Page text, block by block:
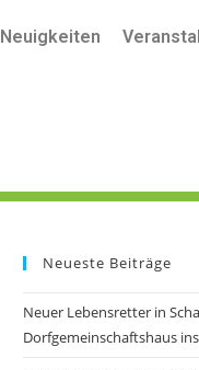
Neuigkeiten
Neueste Beiträge
Neuer Lebensretter in
Dorfgemeinschaftshaus